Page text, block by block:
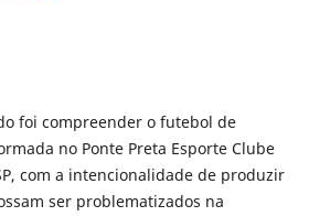
foi compreender o futebol de
no Ponte Preta Esporte Clube
com a intencionalidade de produzir
ser problematizados na